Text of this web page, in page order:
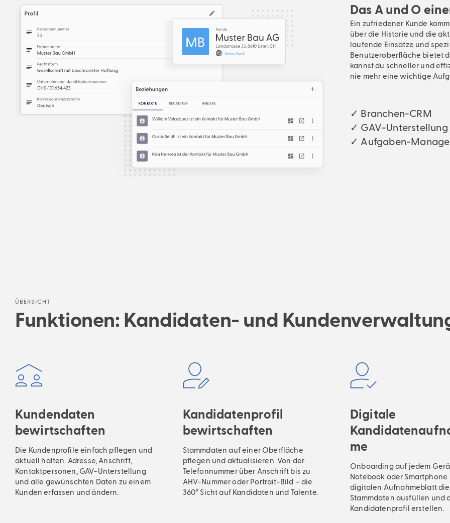
Das A und O
Ein zufriedener Kunde
über die Historie und die
laufende Einsätze und
Benutzeroberfläche bietet
kannst du schneller und
nie mehr eine wichtige
✓ Branchen-CRM
✓ GAV-Unterstellung
✓ Aufgaben-
ÜBERSICHT
Funktionen: Kandidaten- und
Kundendaten
bewirtschaften
Die Kundenprofile einfach pflegen und
aktuell halten. Adresse, Anschrift,
Kontaktpersonen, GAV-Unterstellung
und alle gewünschten Daten zu einem
Kunden erfassen und ändern.
Kandidatenprofil
bewirtschaften
Stammdaten auf einer Oberfläche
pflegen und aktualisieren. Von der
Telefonnummer über Anschrift bis zu
AHV-Nummer oder Portrait-Bild – die
360° Sicht auf Kandidaten und Talente.
Digitale
me
Onboarding auf jedem
Notebook oder
digitalen Aufnahmeblatt die
Stammdaten ausfüllen und
Kandidatenprofil erstellen.